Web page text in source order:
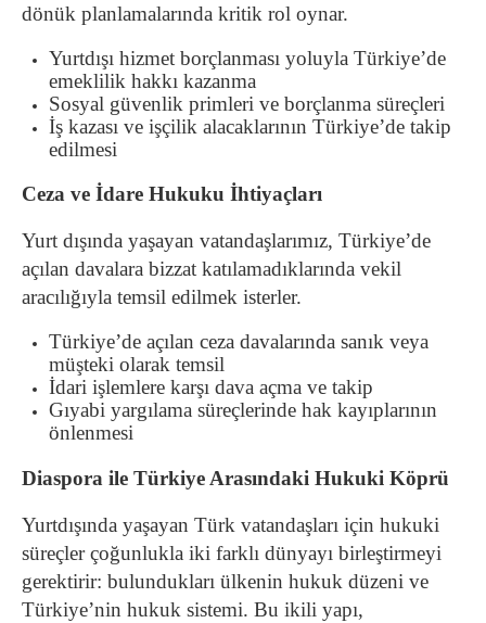
dönük planlamalarında kritik rol oynar.
Yurtdışı hizmet borçlanması yoluyla Türkiye’de
emeklilik hakkı kazanma
Sosyal güvenlik primleri ve borçlanma süreçleri
İş kazası ve işçilik alacaklarının Türkiye’de takip
edilmesi
Ceza ve İdare Hukuku İhtiyaçları
Yurt dışında yaşayan vatandaşlarımız, Türkiye’de
açılan davalara bizzat katılamadıklarında vekil
aracılığıyla temsil edilmek isterler.
Türkiye’de açılan ceza davalarında sanık veya
müşteki olarak temsil
İdari işlemlere karşı dava açma ve takip
Gıyabi yargılama süreçlerinde hak kayıplarının
önlenmesi
Diaspora ile Türkiye Arasındaki Hukuki Köprü
Yurtdışında yaşayan Türk vatandaşları için hukuki
süreçler çoğunlukla iki farklı dünyayı birleştirmeyi
gerektirir: bulundukları ülkenin hukuk düzeni ve
Türkiye’nin hukuk sistemi. Bu ikili yapı,